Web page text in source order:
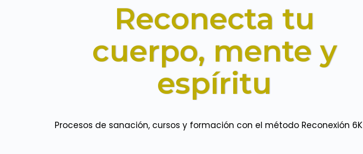
Reconecta tu
cuerpo, mente y
espíritu
Procesos de sanación, cursos y formación con el método Reconexión 6K